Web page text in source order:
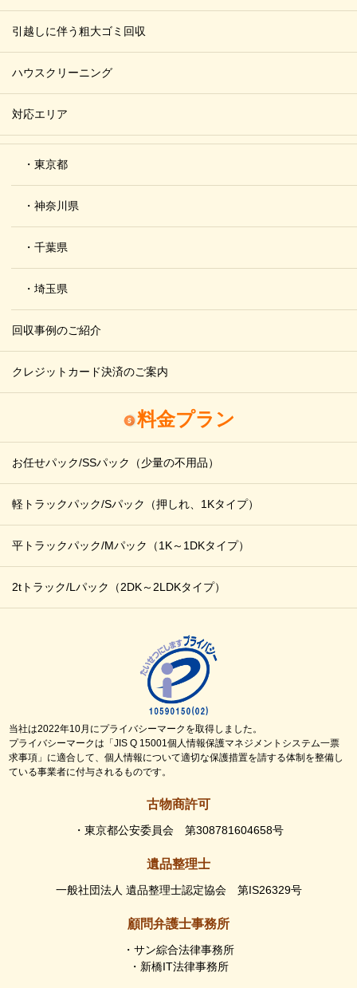
引越しに伴う粗大ゴミ回収
ハウスクリーニング
対応エリア
・東京都
・神奈川県
・千葉県
・埼玉県
回収事例のご紹介
クレジットカード決済のご案内
料金プラン
お任せパック/SSパック （少量の不用品）
軽トラックパック/Sパック （押しれ、1Kタイプ）
平トラックパック/Mパック （1K～1DKタイプ）
2tトラック/Lパック （2DK～2LDKタイプ）
当社は2022年10月にプライバシーマークを取得しました。
プライバシーマークは「JIS Q 15001個人情報保護マネジメントシステム一票
求事項」に適合して、個人情報について適切な保護措置を請する体制を整備し
ている事業者に付与されるものです。
古物商許可
・東京都公安委員会 第308781604658号
遺品整理士
一般社団法人 遺品整理士認定協会 第IS26329号
顧問弁護士事務所
・サン綜合法律事務所
・新橋IT法律事務所